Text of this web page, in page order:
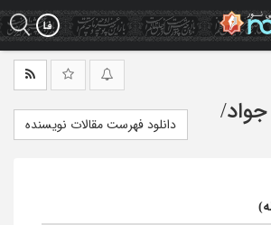
/
دانلود فهرست مقالات نویسنده